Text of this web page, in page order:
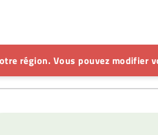
région. Vous pouvez modifier